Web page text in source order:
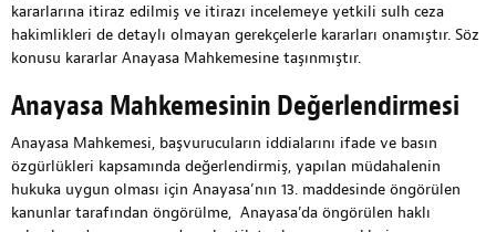
kararlarına itiraz edilmiş ve itirazı incelemeye yetkili sulh ceza
hakimlikleri de detaylı olmayan gerekçelerle kararları onamıştır. Söz
konusu kararlar Anayasa Mahkemesine taşınmıştır.
Anayasa Mahkemesinin Değerlendirmesi
Anayasa Mahkemesi, başvurucuların iddialarını ifade ve basın
özgürlükleri kapsamında değerlendirmiş, yapılan müdahalenin
hukuka uygun olması için Anayasa’nın 13. maddesinde öngörülen
kanunlar tarafından öngörülme, Anayasa’da öngörülen haklı